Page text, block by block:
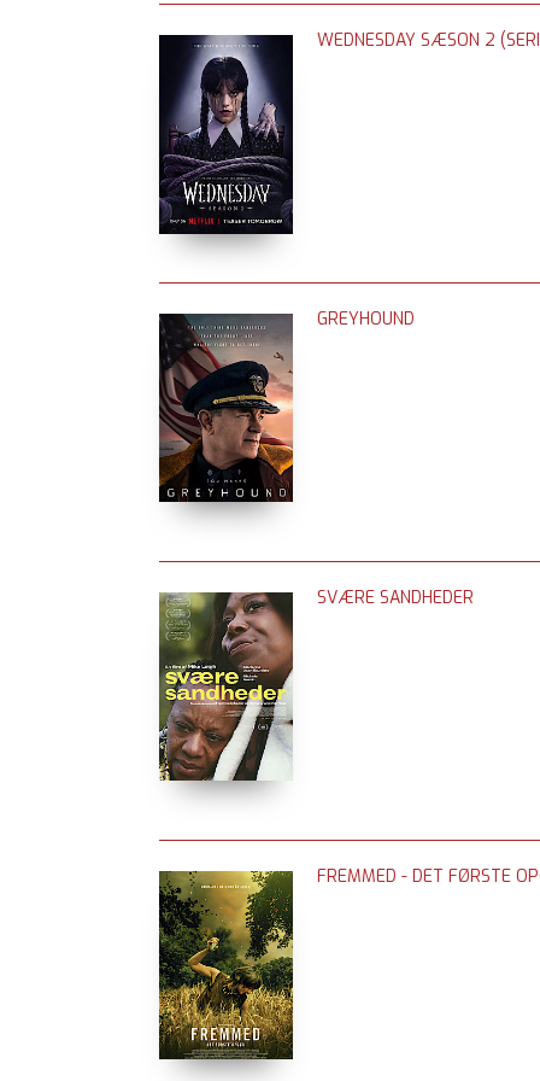
WEDNESDAY SÆSON 2
GREYHOUND
SVÆRE SANDHEDER
FREMMED - DET FØRSTE